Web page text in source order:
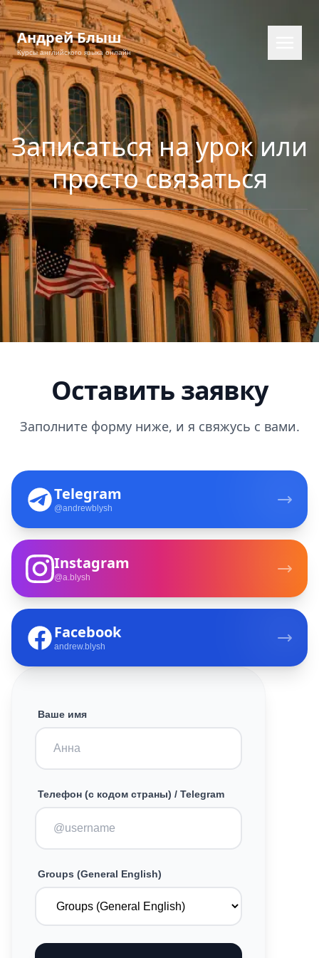
Андрей Блыш
Курсы английского языка онлайн
EN PL CS
Записаться на урок или
просто связаться
Оставить заявку
Заполните форму ниже, и я свяжусь с вами.
Telegram
@andrewblysh
Instagram
@a.blysh
Facebook
andrew.blysh
Ваше имя
Телефон (с кодом страны) / Telegram
Groups (General English)